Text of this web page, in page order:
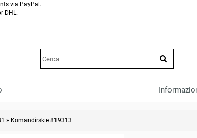
via PayPal.
DHL.
» Komandirskie 819313